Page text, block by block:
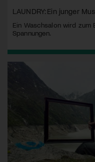
LAUNDRY: Ein junger
Ein Waschsalon wird
Spannungen.